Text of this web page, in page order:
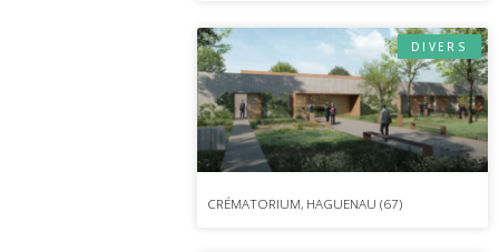
DIVERS
CRÉMATORIUM, HAGUENAU (67)